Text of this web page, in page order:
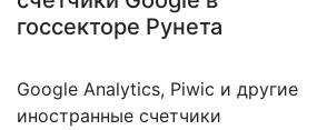
госсекторе Рунета
Google Analytics, Piwic и другие
иностранные счетчики